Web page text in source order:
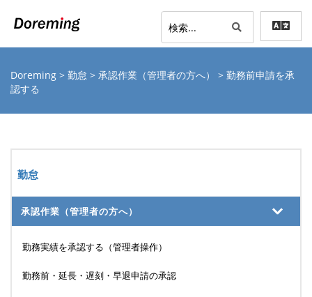
Doreming > 勤怠 > 承認作業（管理者の方へ） > 勤務前申請を承
認する
勤怠
承認作業（管理者の方へ）
勤務実績を承認する（管理者操作）
勤務前・延長・遅刻・早退申請の承認